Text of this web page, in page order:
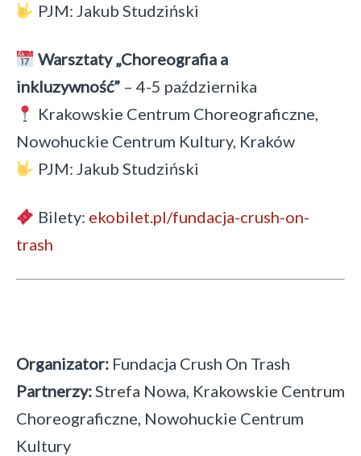
PJM: Jakub Studziński
Warsztaty „Choreografia a
inkluzywność” – 4-5 października
Krakowskie Centrum Choreograficzne,
Nowohuckie Centrum Kultury, Kraków
PJM: Jakub Studziński
Bilety: ekobilet.pl/fundacja-crush-on-
trash
Organizator: Fundacja Crush On Trash
Partnerzy: Strefa Nowa, Krakowskie Centrum
Choreograficzne, Nowohuckie Centrum
Kultury